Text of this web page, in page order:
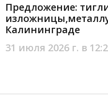
Предложение:
Калининграде
31 июля 2026 г. в